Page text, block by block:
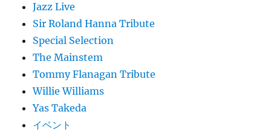
Jazz Live
Sir Roland Hanna Tribute
Special Selection
The Mainstem
Tommy Flanagan Tribute
Willie Williams
Yas Takeda
イベント